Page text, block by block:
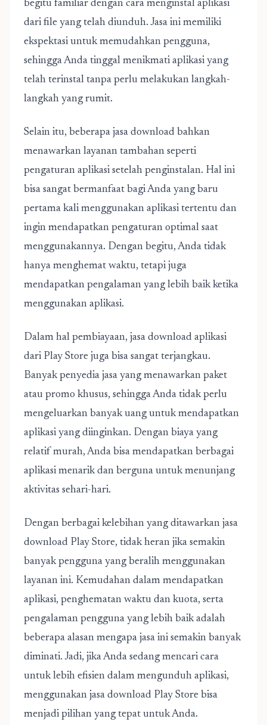
begitu familiar dengan cara menginstal aplikasi
dari file yang telah diunduh. Jasa ini memiliki
ekspektasi untuk memudahkan pengguna,
sehingga Anda tinggal menikmati aplikasi yang
telah terinstal tanpa perlu melakukan langkah-
langkah yang rumit.
Selain itu, beberapa jasa download bahkan
menawarkan layanan tambahan seperti
pengaturan aplikasi setelah penginstalan. Hal ini
bisa sangat bermanfaat bagi Anda yang baru
pertama kali menggunakan aplikasi tertentu dan
ingin mendapatkan pengaturan optimal saat
menggunakannya. Dengan begitu, Anda tidak
hanya menghemat waktu, tetapi juga
mendapatkan pengalaman yang lebih baik ketika
menggunakan aplikasi.
Dalam hal pembiayaan, jasa download aplikasi
dari Play Store juga bisa sangat terjangkau.
Banyak penyedia jasa yang menawarkan paket
atau promo khusus, sehingga Anda tidak perlu
mengeluarkan banyak uang untuk mendapatkan
aplikasi yang diinginkan. Dengan biaya yang
relatif murah, Anda bisa mendapatkan berbagai
aplikasi menarik dan berguna untuk menunjang
aktivitas sehari-hari.
Dengan berbagai kelebihan yang ditawarkan jasa
download Play Store, tidak heran jika semakin
banyak pengguna yang beralih menggunakan
layanan ini. Kemudahan dalam mendapatkan
aplikasi, penghematan waktu dan kuota, serta
pengalaman pengguna yang lebih baik adalah
beberapa alasan mengapa jasa ini semakin banyak
diminati. Jadi, jika Anda sedang mencari cara
untuk lebih efisien dalam mengunduh aplikasi,
menggunakan jasa download Play Store bisa
menjadi pilihan yang tepat untuk Anda.